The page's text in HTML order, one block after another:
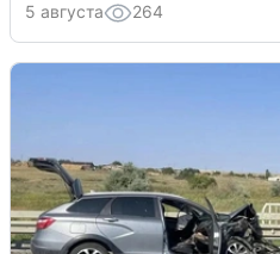
5 августа 264